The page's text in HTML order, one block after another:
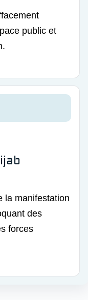
public et
la manifestation
des
forces